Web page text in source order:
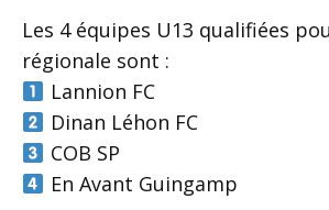
Les 4 équipes U13 qualifiées
régionale sont :
Lannion FC
Dinan Léhon FC
COB SP
En Avant Guingamp